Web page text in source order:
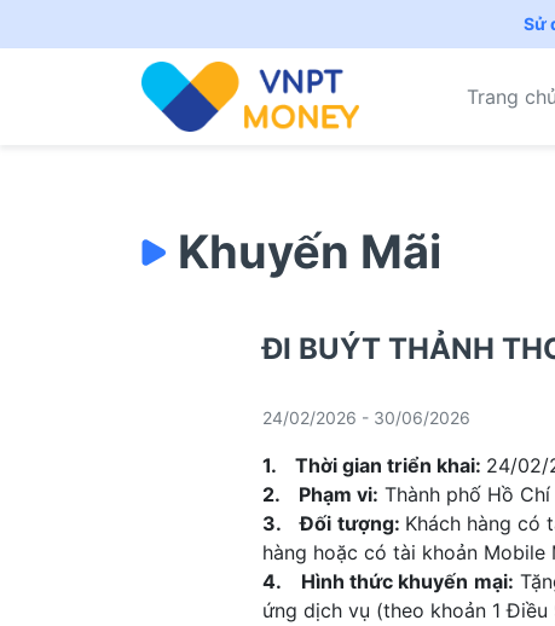
Sử
Trang chủ
Khuyến Mãi
ĐI BUÝT THẢNH
24/02/2026 - 30/06/2026
1. Thời gian triển khai: 24/02/
2. Phạm vi: Thành phố Hồ Chí
3. Đối tượng: Khách hàng có
hàng hoặc có tài khoản Mobile
4. Hình thức khuyến mại:
ứng dịch vụ (theo khoản 1